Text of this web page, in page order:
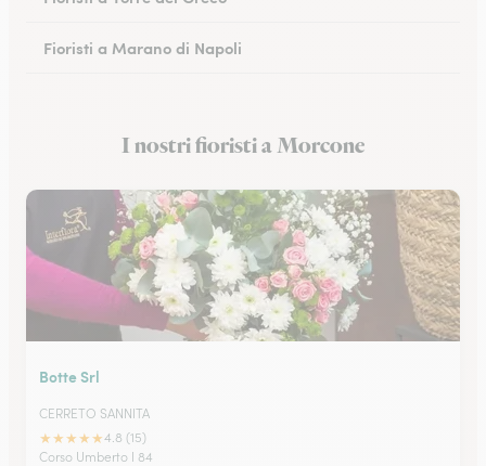
Fioristi a Marano di Napoli
Fioristi a Castellammare di Stabia
I nostri fioristi a Morcone
Botte Srl
CERRETO SANNITA
★★★★★4.8 (15)
Corso Umberto I 84